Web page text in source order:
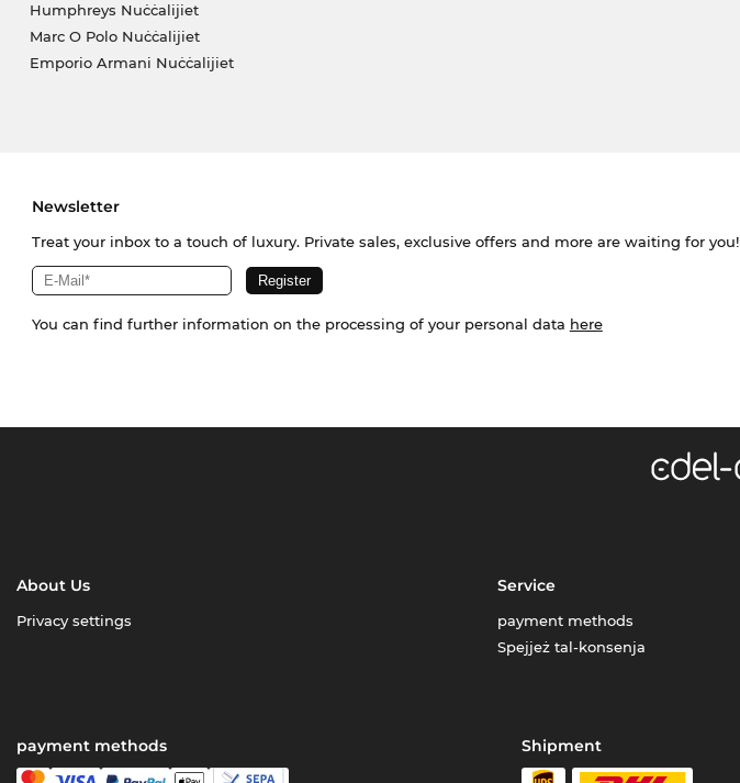
Humphreys Nuċċalijiet
Marc O Polo Nuċċalijiet
Emporio Armani Nuċċalijiet
Newsletter
Treat your inbox to a touch of luxury. Private sales, exclusive offers and more are waiting for you!
You can find further information on the processing of your personal data here
About Us
Privacy settings
Service
payment methods
Spejjeż tal-konsenja
payment methods Shipment